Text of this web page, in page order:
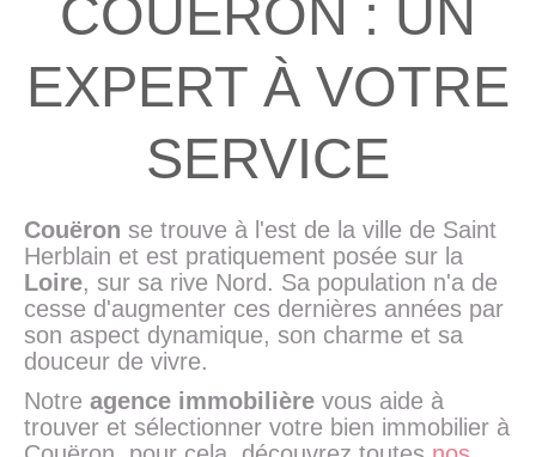
COUERON : UN
EXPERT À VOTRE
SERVICE
Couëron se trouve à l'est de la ville de Saint
Herblain et est pratiquement posée sur la
Loire, sur sa rive Nord. Sa population n'a de
cesse d'augmenter ces dernières années par
son aspect dynamique, son charme et sa
douceur de vivre.
Notre agence immobilière vous aide à
trouver et sélectionner votre bien immobilier à